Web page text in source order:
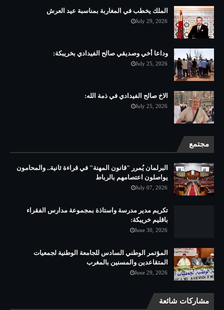
الملك يخطب في المغاربة بمناسبة عيد العرش
July 29, 2026
وداعا أخي وصديقي صالح الفيدادي بخريبكة:
July 25, 2026
الاخ صالح الفيدادي في ذمة الله:
July 25, 2026
مجتمع
البرلمان يُمرر "قانون المهنة" في قراءة ثانية.. والمحامون
يواصلون اعتصامهم بالرباط
July 07, 2026
تكريم مدير مدرسة واستاذة بمجموعة مدارس الفقراء
باقليم خريبكة:
June 30, 2026
المؤتمر الوطني السادس للجامعة الوطنية لجمعيات
المتقاعدين والمسنين بالمغرب
June 29, 2026
مشاركات شائعة